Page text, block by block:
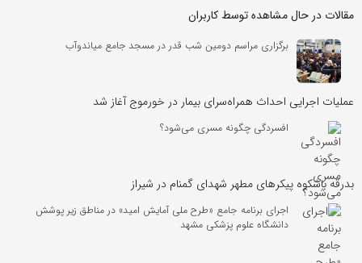
مقالات در حال مشاهده توسط کاربران
برگزاری مراسم دومین شب قدر در مسجد جامع میاندوآب
عملیات اجرایی احداث همراه‌سرای بیمار در خورموج آغاز شد
افسردگی چگونه مسری می‌شود؟
بدرقه باشکوه پیکرهای مطهر شهدای گمنام در شیراز
اجرای برنامه جامع «طرح ملی آمایش امید» در مناطق زیر پوشش
دانشگاه علوم پزشکی مشهد